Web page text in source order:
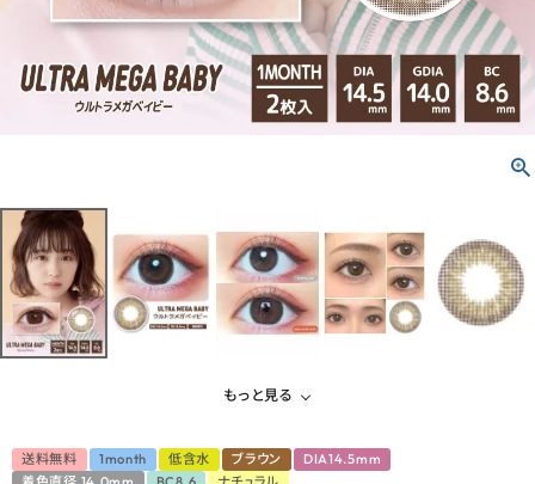
お問い合わせ
もっと見る
送料無料 1month 低含水 ブラウン
DIA14.5mm